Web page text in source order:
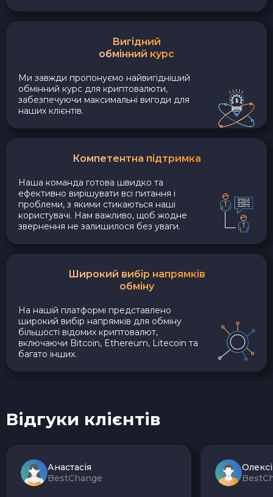
Вигідний
обмінний курс
Ми завжди пропонуємо найвигідніший
обмінний курс для криптовалюти,
забезпечуючи максимальні вигоди для
наших клієнтів.
Компетентна підтримка
Наша команда готова швидко та
ефективно вирішувати всі питання і
проблеми, з якими стикаються наші
користувачі. Нам важливо, щоб жодне
звернення не залишилося без уваги.
Широкий вибір напрямків
обміну
На нашій платформі представлено
широкий вибір напрямків для обміну
більшості відомих криптовалют,
включаючи Bitcoin, Ethereum, Litecoin та
багато інших.
Відгуки клієнтів
Анастасія
BestChange